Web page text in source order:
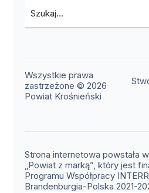
Wszystkie prawa
zastrzeżone © 2026
Powiat Krośnieński
Strona internetowa powstała
„Powiat z marką”, który jest
Programu Współpracy
Brandenburgia-Polska 2021-